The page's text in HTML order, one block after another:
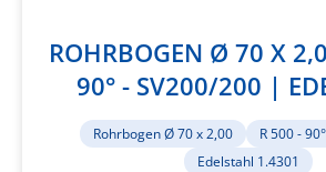
ROHRBOGEN Ø 70 X
90° - SV200/200 |
1.4301
Rohrbogen Ø 70 x 2,00
R 500 -
Edelstahl 1.4301